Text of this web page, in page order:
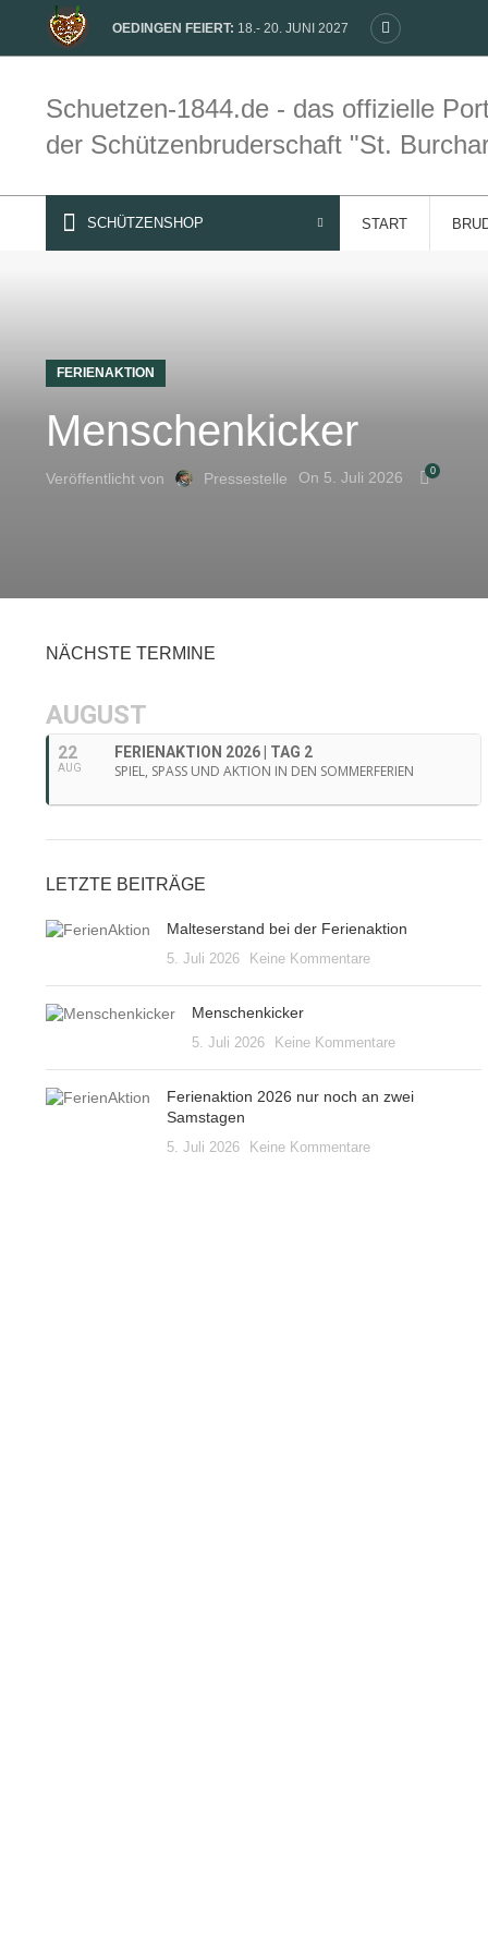
OEDINGEN FEIERT: 18.- 20. JUNI 2027
Schuetzen-1844.de - das offizielle
der Schützenbruderschaft "St.
SCHÜTZENSHOP START
FERIENAKTION
Menschenkicker
Veröffentlicht von Pressestelle On 5. Juli 2026 0
NÄCHSTE TERMINE
AUGUST
22
AUG
FERIENAKTION 2026 | TAG 2
SPIEL, SPASS UND AKTION IN DEN SOMMERFERIEN
LETZTE BEITRÄGE
Malteserstand bei der Ferienaktion
5. Juli 2026 Keine Kommentare
Menschenkicker
5. Juli 2026 Keine Kommentare
Ferienaktion 2026 nur noch an zwei
Samstagen
5. Juli 2026 Keine Kommentare